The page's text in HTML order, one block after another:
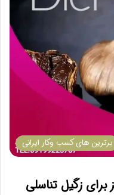
برترین های کسب وکار ایرانی
زگیل تناسلی